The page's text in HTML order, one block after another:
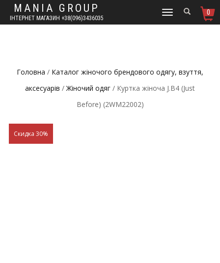
MANIA GROUP
ІНТЕРНЕТ МАГАЗИН +38(096)3436035
TOGGLE
0
Головна / Каталог жіночого брендового одягу, взуття,
аксесуарів /Жіночий одяг / Куртка жіноча J.B4 (Just
Before) (2WM22002)
Скидка 30%